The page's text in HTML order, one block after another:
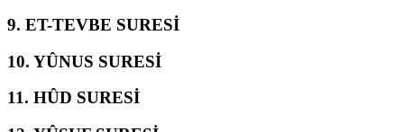
9. ET-TEVBE SURESİ
10. YÛNUS SURESİ
11. HÛD SURESİ